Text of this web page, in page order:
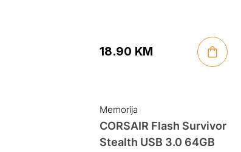
18.90 KM
Memorija
CORSAIR Flash Survivor
Stealth USB 3.0 64GB